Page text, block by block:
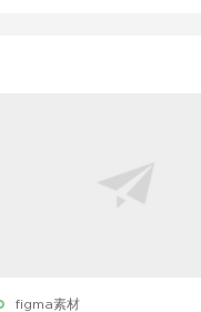
figma素材